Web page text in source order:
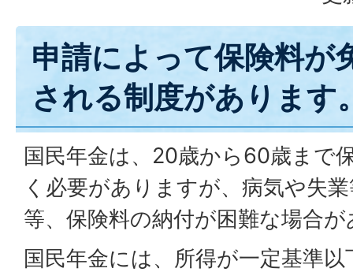
申請によって保険料が
される制度があります
国民年金は、20歳から60歳まで
く必要がありますが、病気や失
等、保険料の納付が困難な場合
国民年金には、所得が一定基準